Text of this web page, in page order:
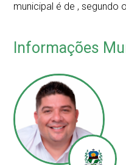
municipal é de , segundo
Informações